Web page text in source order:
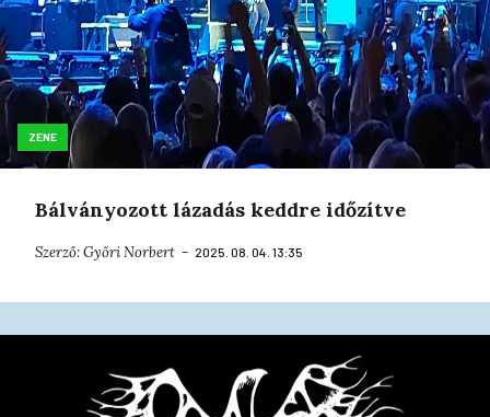
ZENE
Bálványozott lázadás keddre időzítve
Szerző:Győri Norbert 2025. 08. 04. 13:35